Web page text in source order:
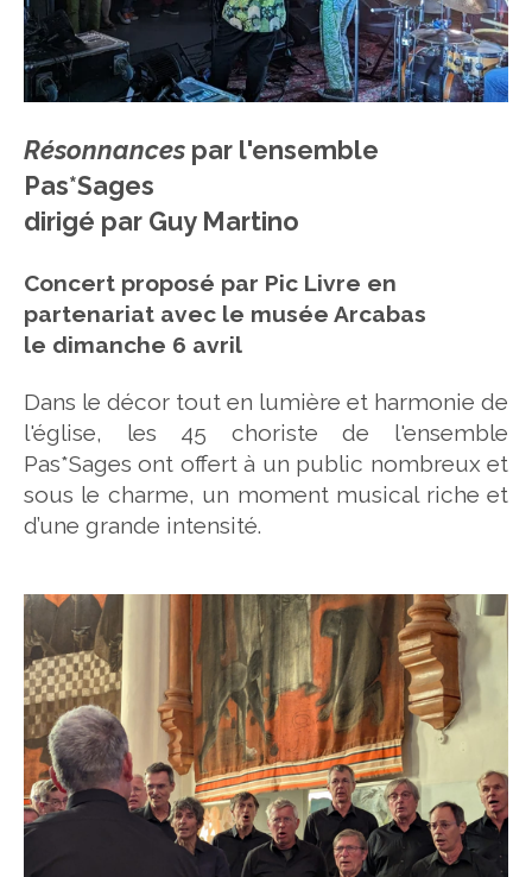
Résonnances par l'ensemble
Pas*Sages
dirigé par Guy Martino
Concert proposé par Pic Livre en
partenariat avec le musée Arcabas
le dimanche 6 avril
Dans le décor tout en lumière et harmonie de
l'église, les 45 choriste de l'ensemble
Pas*Sages ont offert à un public nombreux et
sous le charme, un moment musical riche et
d’une grande intensité.